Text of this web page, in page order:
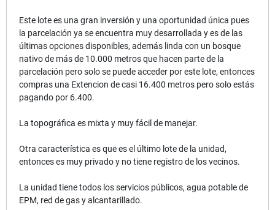
Este lote es una gran inversión y una oportunidad única pues
la parcelación ya se encuentra muy desarrollada y es de las
últimas opciones disponibles, además linda con un bosque
nativo de más de 10.000 metros que hacen parte de la
parcelación pero solo se puede acceder por este lote, entonces
compras una Extencion de casi 16.400 metros pero solo estás
pagando por 6.400.
La topográfica es mixta y muy fácil de manejar.
Otra característica es que es el último lote de la unidad,
entonces es muy privado y no tiene registro de los vecinos.
La unidad tiene todos los servicios públicos, agua potable de
EPM, red de gas y alcantarillado.